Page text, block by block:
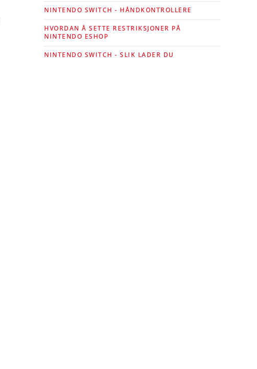
NINTENDO SWITCH - HÅNDKONTROLLERE
HVORDAN Å SETTE RESTRIKSJONER PÅ
NINTENDO ESHOP
NINTENDO SWITCH - SLIK LADER DU